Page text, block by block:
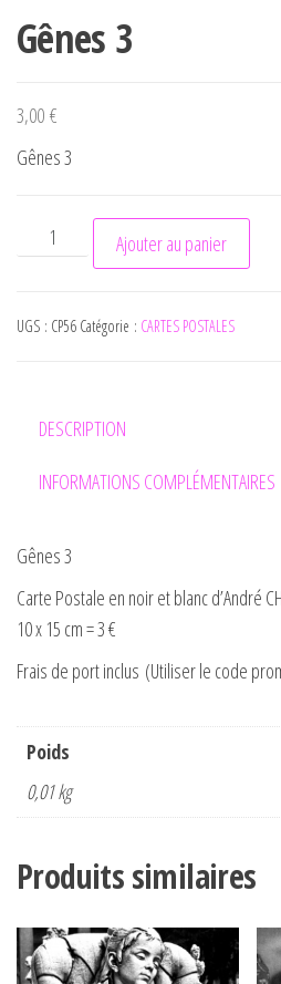
Gênes 3
3,00 €
Gênes 3
quantité de Gênes 3Ajouter au panier
UGS : CP56 Catégorie : CARTES POSTALES
DESCRIPTION
INFORMATIONS COMPLÉMENTAIRES
Gênes 3
Carte Postale en noir et blanc d’André
10 x 15 cm = 3 €
Frais de port inclus (Utiliser le code
Poids
0,01 kg
Produits similaires